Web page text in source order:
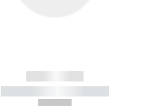
------------
----------- -----------